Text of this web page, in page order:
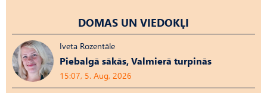
DOMAS UN VIEDOKĻI
Iveta Rozentāle
Piebalgā sākās, Valmierā turpinās
15:07, 5. Aug, 2026